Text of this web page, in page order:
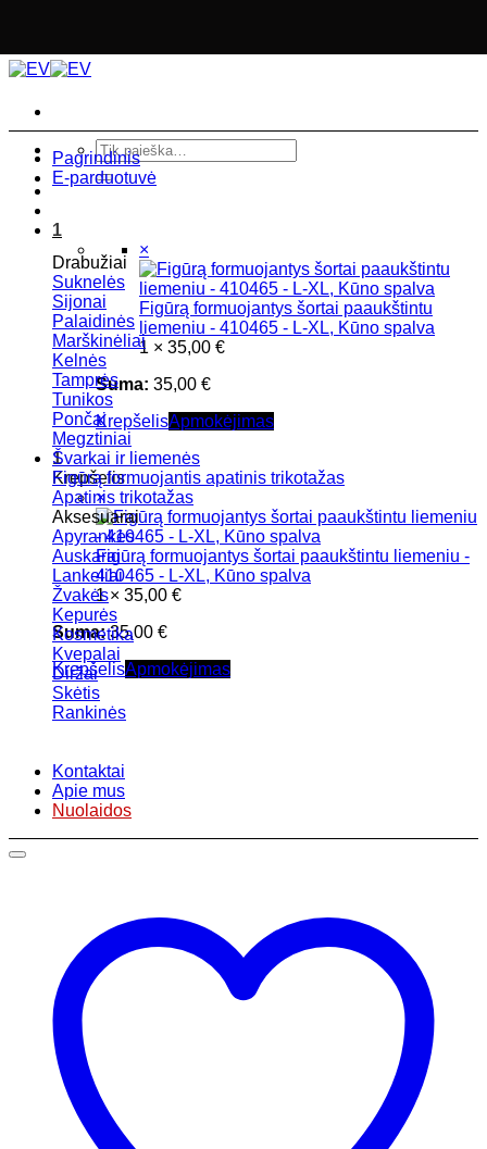
Skip
to
Ieškoti:
1
×
Figūrą formuojantys šortai paaukštintu
liemeniu - 410465 - L-XL, Kūno spalva
1 × 35,00 €
Suma: 35,00 €
KrepšelisApmokėjimas
1
Krepšelis
×
Figūrą formuojantys šortai paaukštintu liemeniu -
410465 - L-XL, Kūno spalva
1 × 35,00 €
Suma: 35,00 €
KrepšelisApmokėjimas
Pagrindinis
E-parduotuvė
Drabužiai
Suknelės
Sijonai
Palaidinės
Marškinėliai
Kelnės
Tamprės
Tunikos
Pončai
Megztiniai
Švarkai ir liemenės
Figūrą formuojantis apatinis trikotažas
Apatinis trikotažas
Aksesuarai
Apyrankės
Auskarai
Lankeliai
Žvakės
Kepurės
Kosmetika
Kvepalai
Diržai
Skėtis
Rankinės
Kontaktai
Apie mus
Nuolaidos